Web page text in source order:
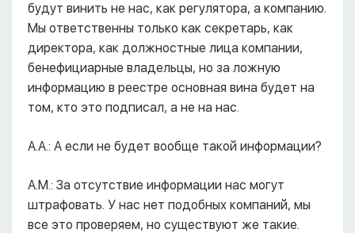
будут винить не нас, как регулятора, а компанию.
Мы ответственны только как секретарь, как
директора, как должностные лица компании,
бенефициарные владельцы, но за ложную
информацию в реестре основная вина будет на
том, кто это подписал, а не на нас.
А.А.: А если не будет вообще такой информации?
А.М.: За отсутствие информации нас могут
штрафовать. У нас нет подобных компаний, мы
все это проверяем, но существуют же такие.